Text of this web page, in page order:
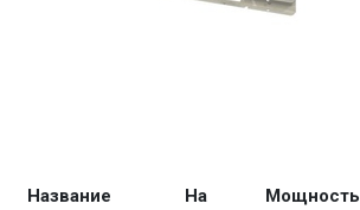
Название
На
Мощность